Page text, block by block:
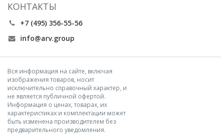
КОНТАКТЫ
+7 (495) 356-55-56
info@arv.group
Вся информация на сайте, включая
изображения товаров, носит
исключительно справочный характер, и
не является публичной офертой.
Информация о ценах, товарах, их
характеристиках и комплектации может
быть изменена производителем без
предварительного уведомления.